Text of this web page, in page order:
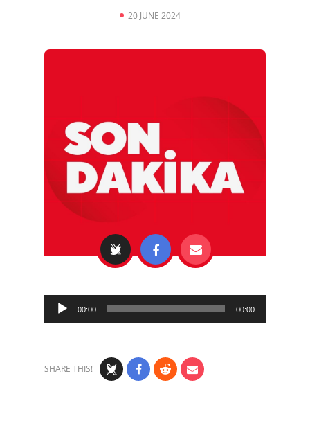
20 JUNE 2024
Audio
Player
00:00 00:00
SHARE THIS!